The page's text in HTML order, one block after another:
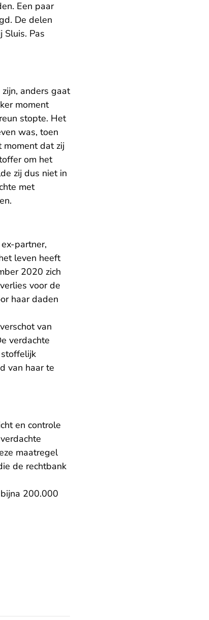
Een paar
De delen
Pas
anders gaat
moment
stopte. Het
was, toen
moment dat zij
om het
zij dus niet in
met
partner,
leven heeft
2020 zich
voor de
haar daden
van
verdachte
van haar te
en controle
maatregel
de rechtbank
200.000